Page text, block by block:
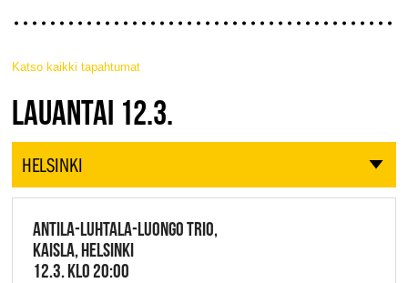
Katso kaikki tapahtumat
JAZZ FINLAND LIVE
LAUANTAI 12.3.
HELSINKI
ANTILA-LUHTALA-LUONGO TRIO,
KAISLA, HELSINKI
12.3. KLO 20:00